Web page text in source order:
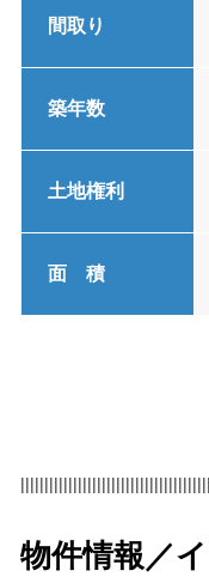
間取り
築年数
土地権利
面 積
物件情報／